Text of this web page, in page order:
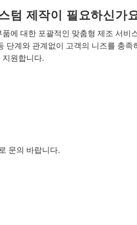
텀 제작이 필요하신가
에 대한 포괄적인 맞춤형 제조 서비
단계와 관계없이 고객의 니즈를 충족
원합니다.
로 문의 바랍니다.